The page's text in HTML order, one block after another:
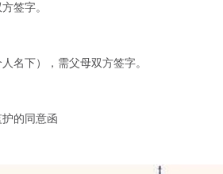
签字。
名下），需父母双方签字。
的同意函